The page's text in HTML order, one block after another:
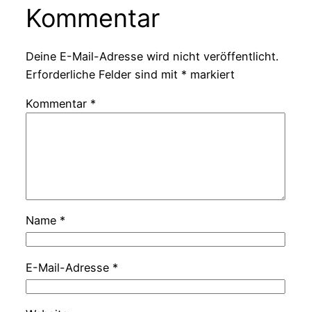
Kommentar
Deine E-Mail-Adresse wird nicht veröffentlicht.
Erforderliche Felder sind mit * markiert
Kommentar *
Name *
E-Mail-Adresse *